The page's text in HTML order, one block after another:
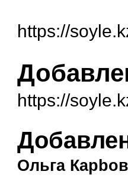
https://
https://
Ольга